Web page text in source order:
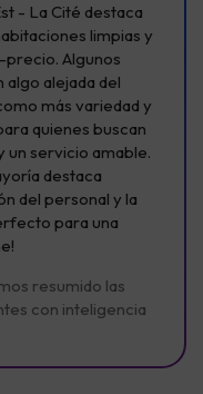
- La Cité destaca
limpias y
precio. Algunos
algo alejada del
más variedad y
quienes buscan
un servicio amable.
destaca
del personal y la
para una
resumido las
con inteligencia